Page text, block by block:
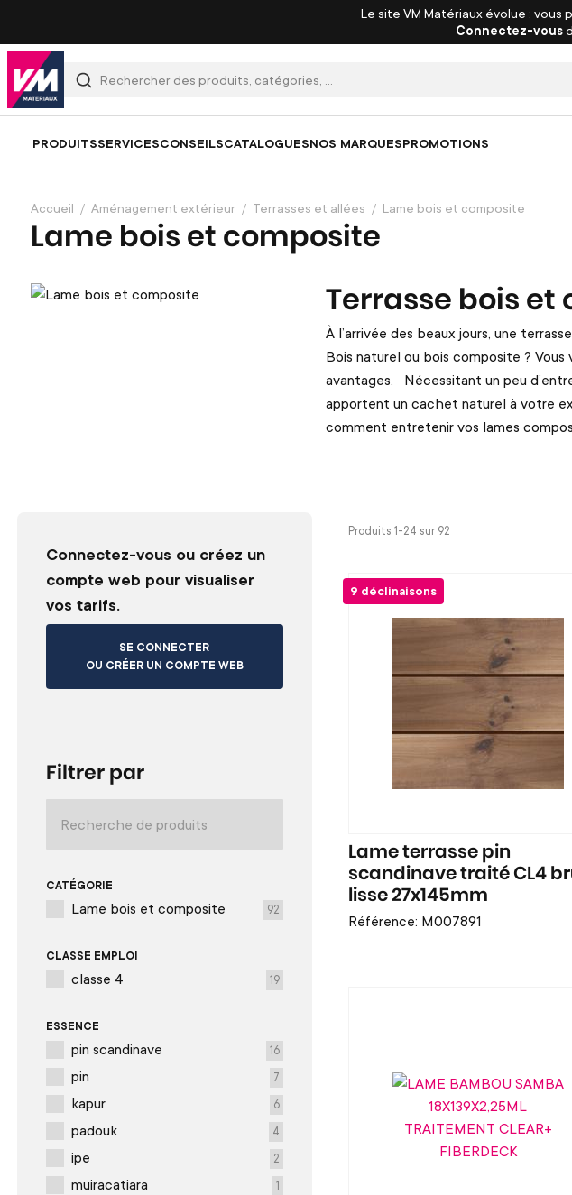
Le site VM Matériaux évolue : vous
Connectez-vous
PRODUITSSERVICESCONSEILSCATALOGUESNOS MARQUESPROMOTIONS
Accueil Aménagement extérieur Terrasses et allées Lame bois et composite
Lame bois et composite
Terrasse bois et
À l’arrivée des beaux jours, une
Bois naturel ou bois composite ?
avantages. Nécessitant un peu
apportent un cachet naturel à votre
comment entretenir vos lames
Connectez-vous ou créez un
compte web pour visualiser
vos tarifs.
SE CONNECTER
OU CRÉER UN COMPTE WEB
Filtrer par
CATÉGORIE
Lame bois et composite 92
CLASSE EMPLOI
classe 4 19
ESSENCE
pin scandinave 16
pin 7
kapur 6
padouk 4
ipe 2
muiracatiara 1
Produits 1-24 sur 92
9 déclinaisons
Lame terrasse pin
scandinave traité CL4
lisse 27x145mm
Référence: M007891